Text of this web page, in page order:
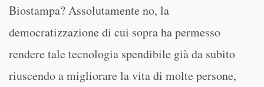
Biostampa? Assolutamente no, la
democratizzazione di cui sopra ha permesso
rendere tale tecnologia spendibile già da subito
riuscendo a migliorare la vita di molte persone,